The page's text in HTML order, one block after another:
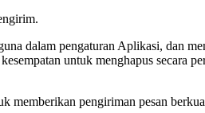
dalam pengaturan Aplikasi, dan
untuk menghapus secara
pengiriman pesan